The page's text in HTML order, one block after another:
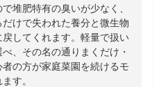
堆肥特有の臭いが少なく、
けで失われた養分と微生物
してくれます。軽量で扱い
、その名の通りまくだけ・
の方が家庭菜園を続けるモ
す。